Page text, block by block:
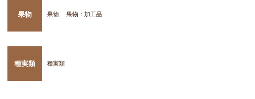
果物 果物 果物：加工品
種実類 種実類